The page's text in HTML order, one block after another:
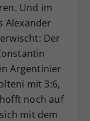
Und im
Alexander
Der
Argentinier
mit 3:6,
noch auf
mit dem